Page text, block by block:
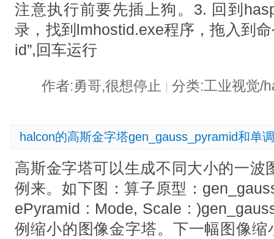
注意执行前要先插上狗。3. 回到
录，找到lmhostid.exe程序，拖入到
id”,回车运行
作者:勇哥,很想停止 分类:工业视觉/
halcon的高斯金字塔gen_gauss_pyramid和单
高斯金字塔可以生成不同大小的一波
例来。如下图：算子原型：
ePyramid : Mode, Scale :
例缩小的图像金字塔。下一幅图像